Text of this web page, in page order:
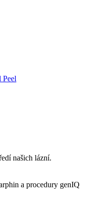
Peel
našich lázní.
a procedury genIQ